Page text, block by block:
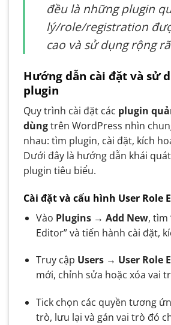
đều là những plugin
lý/role/registration
cao và sử dụng rộng
Hướng dẫn cài đặt và sử
plugin
Quy trình cài đặt các plugin
dùngtrên WordPress nhìn
nhau: tìm plugin, cài đặt, kích
Dưới đây là hướng dẫn khái
plugin tiêu biểu.
Cài đặt và cấu hình User Role
Vào Plugins → Add New, tìm
Editor” và tiến hành cài đặt,
Truy cập Users → User Role
mới, chỉnh sửa hoặc xóa vai
Tick chọn các quyền tương
trò, lưu lại và gán vai trò đó